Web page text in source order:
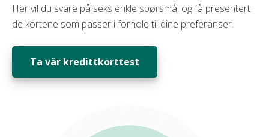
Her vil du svare på seks enkle spørsmål og få presentert
de kortene som passer i forhold til dine preferanser.
Ta vår kredittkorttest